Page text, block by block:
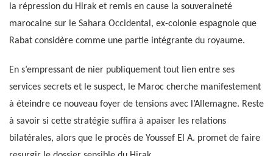
la répression du Hirak et remis en cause la souveraineté
marocaine sur le Sahara Occidental, ex-colonie espagnole que
Rabat considère comme une partie intégrante du royaume.
En s’empressant de nier publiquement tout lien entre ses
services secrets et le suspect, le Maroc cherche manifestement
à éteindre ce nouveau foyer de tensions avec l’Allemagne. Reste
à savoir si cette stratégie suffira à apaiser les relations
bilatérales, alors que le procès de Youssef El A. promet de faire